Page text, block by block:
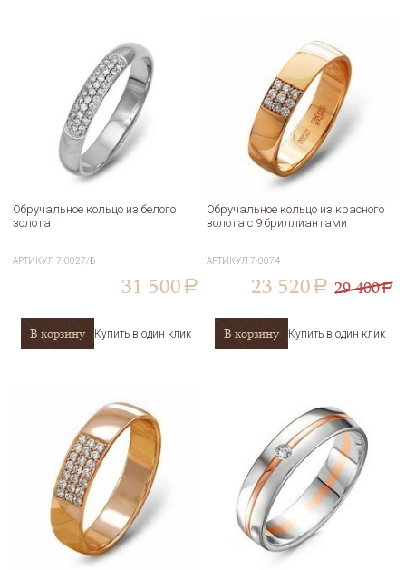
Обручальное кольцо из белого
золота
АРТИКУЛ7-0027/Б
31 500 a
В корзину Купить в один клик
Обручальное кольцо из красного
золота с 9 бриллиантами
АРТИКУЛ7-0074
23 520 a 29 400a
В корзину Купить в один клик